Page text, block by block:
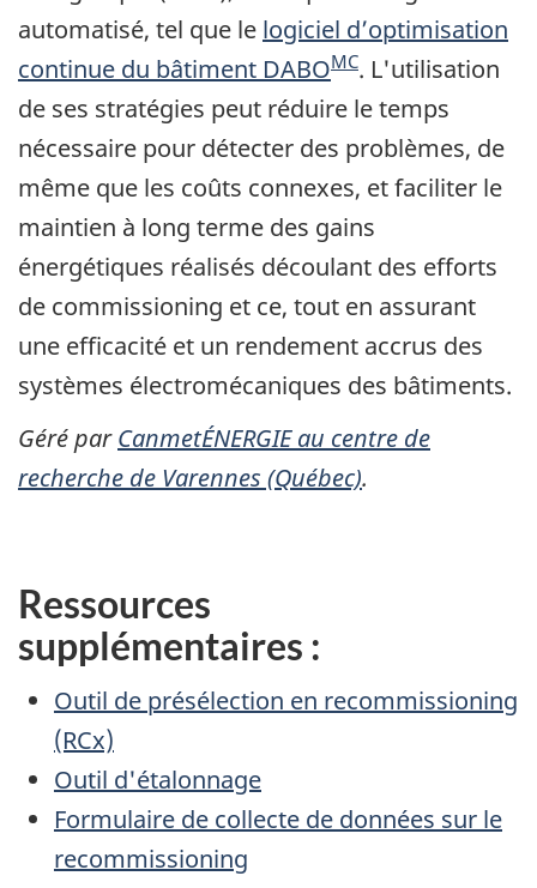
automatisé, tel que le logiciel d’optimisation
continue du bâtiment DABOMC. L'utilisation
de ses stratégies peut réduire le temps
nécessaire pour détecter des problèmes, de
même que les coûts connexes, et faciliter le
maintien à long terme des gains
énergétiques réalisés découlant des efforts
de commissioning et ce, tout en assurant
une efficacité et un rendement accrus des
systèmes électromécaniques des bâtiments.
Géré parCanmetÉNERGIE au centre de
recherche de Varennes (Québec).
Ressources
supplémentaires :
Outil de présélection en recommissioning
(RCx)
Outil d'étalonnage
Formulaire de collecte de données sur le
recommissioning